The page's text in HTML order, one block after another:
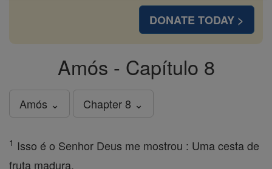
DONATE TODAY >
Amós - Capítulo 8
Amós ⌄ Chapter 8 ⌄
1 Isso é o Senhor Deus me mostrou : Uma cesta de
fruta madura.